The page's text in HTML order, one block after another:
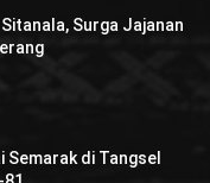
Surga Jajanan
Semarak di Tangsel